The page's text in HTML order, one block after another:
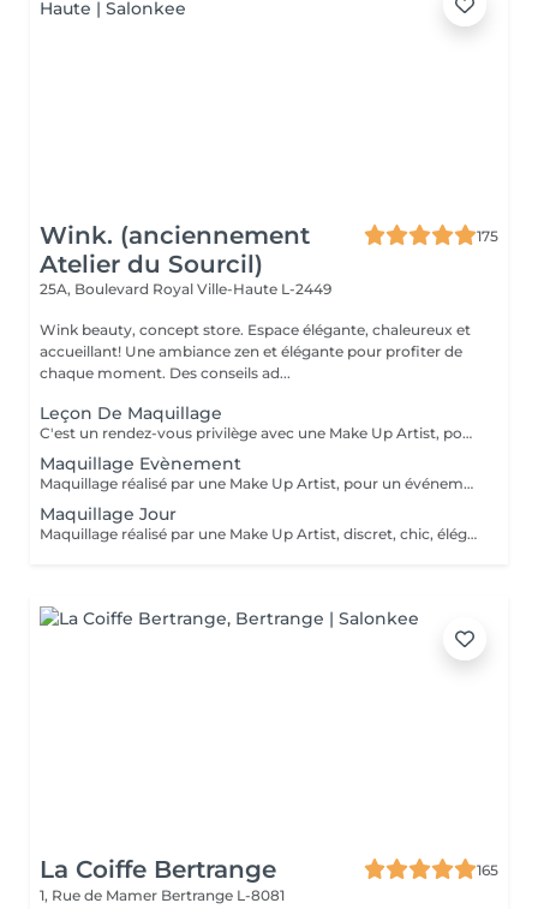
Wink. (anciennement
Atelier du Sourcil)
175
25A, Boulevard Royal Ville-Haute L-2449
Wink beauty, concept store. Espace élégante, chaleureux et
accueillant! Une ambiance zen et élégante pour profiter de
chaque moment. Des conseils ad...
Leçon De Maquillage
C'est un rendez-vous privilège avec une Make Up Artist, pour vous guider dans le choix de votre maquillage et vous apprendre à vous maquiller facilement.
Maquillage Evènement
Maquillage réalisé par une Make Up Artist, pour un événement ( Soirée, Anniversaire, Halloween, Mariage, fêtes de fin d'années...)
Maquillage Jour
Maquillage réalisé par une Make Up Artist, discret, chic, élégant, afin de sublimer votre visage.
La Coiffe Bertrange
165
1, Rue de Mamer Bertrange L-8081